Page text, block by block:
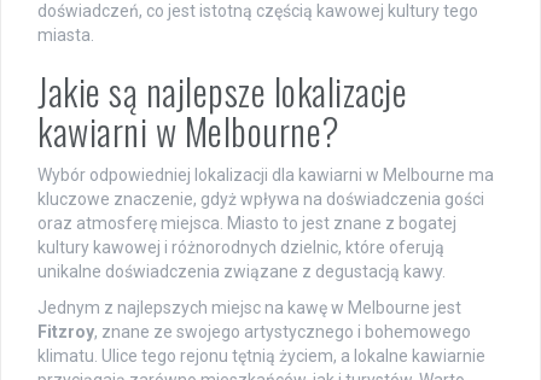
doświadczeń, co jest istotną częścią kawowej kultury tego
miasta.
Jakie są najlepsze lokalizacje
kawiarni w Melbourne?
Wybór odpowiedniej lokalizacji dla kawiarni w Melbourne ma
kluczowe znaczenie, gdyż wpływa na doświadczenia gości
oraz atmosferę miejsca. Miasto to jest znane z bogatej
kultury kawowej i różnorodnych dzielnic, które oferują
unikalne doświadczenia związane z degustacją kawy.
Jednym z najlepszych miejsc na kawę w Melbourne jest
Fitzroy, znane ze swojego artystycznego i bohemowego
klimatu. Ulice tego rejonu tętnią życiem, a lokalne kawiarnie